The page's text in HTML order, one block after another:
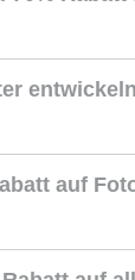
auf